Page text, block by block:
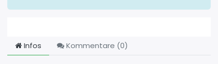
Infos Kommentare (0)